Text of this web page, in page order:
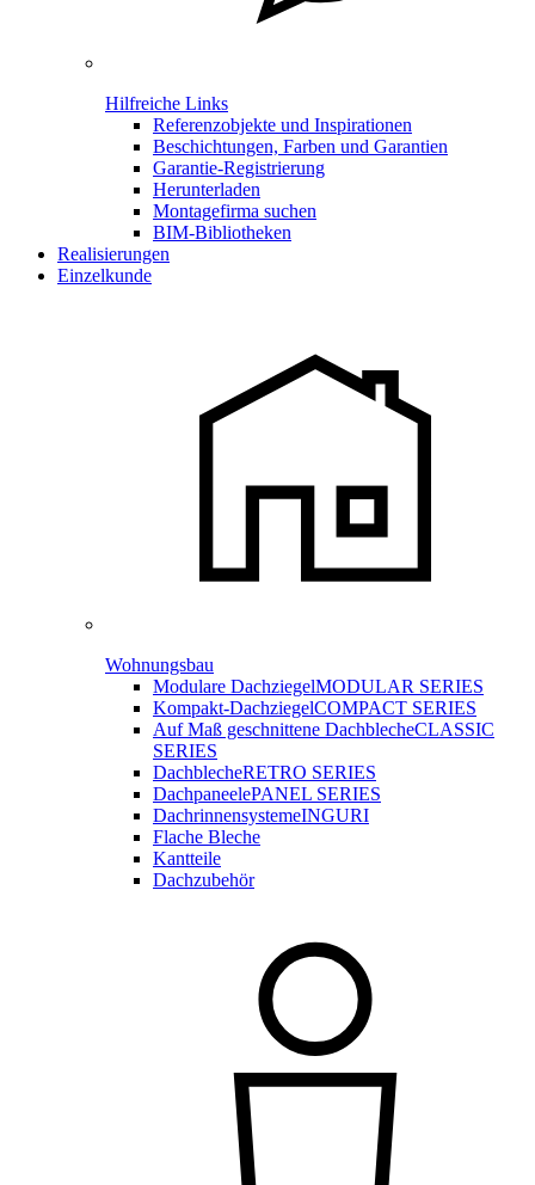
Hilfreiche Links
Referenzobjekte und Inspirationen
Beschichtungen, Farben und Garantien
Garantie-Registrierung
Herunterladen
Montagefirma suchen
BIM-Bibliotheken
Realisierungen
Einzelkunde
Wohnungsbau
Modulare DachziegelMODULAR SERIES
Kompakt-DachziegelCOMPACT SERIES
Auf Maß geschnittene DachblecheCLASSIC
SERIES
DachblecheRETRO SERIES
DachpaneelePANEL SERIES
DachrinnensystemeINGURI
Flache Bleche
Kantteile
Dachzubehör